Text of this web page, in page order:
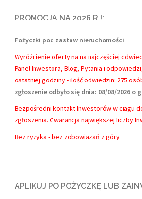
PROMOCJA NA 2026 R.!:
Pożyczki pod zastaw nieruchomości
Wyróżnienie oferty na na najczęściej
Panel Inwestora, Blog, Pytania i
ostatniej godziny - ilość odwiedzin: 275
zgłoszenie odbyło się dnia: 08/08/2026 o
Bezpośredni kontakt Inwestorów w ciągu
zgłoszenia. Gwarancja największej liczby
Bez ryzyka - bez zobowiązań z góry
APLIKUJ PO POŻYCZKĘ LUB